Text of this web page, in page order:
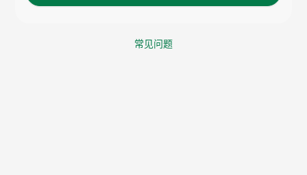
常见问题